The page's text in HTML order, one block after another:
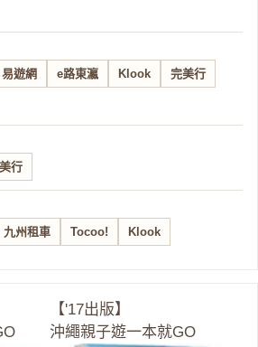
易遊網 e路東瀛 Klook 完美行
行
九州租車 Tocoo! Klook
【'17出版】
沖繩親子遊一本就GO